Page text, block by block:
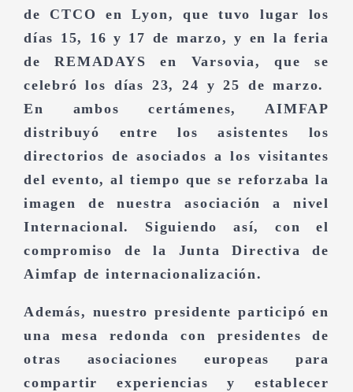
de CTCO en Lyon, que tuvo lugar los
días 15, 16 y 17 de marzo, y en la feria
deREMADAYS en Varsovia,
que se
celebró los días 23, 24 y 25 de marzo.
En ambos certámenes, AIMFAP
distribuyó entre los asistentes los
directorios de asociados a los visitantes
del evento, al tiempo que se reforzaba la
imagen de nuestra asociación a nivel
Internacional. Siguiendo así, con el
compromiso de la Junta Directiva de
Aimfap de internacionalización.
Además, nuestro presidente participó en
una mesa redonda con presidentes de
otras asociaciones europeas para
compartir experiencias y establecer